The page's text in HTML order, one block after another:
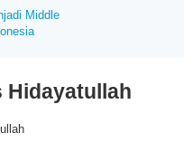
Middle
Hidayatullah